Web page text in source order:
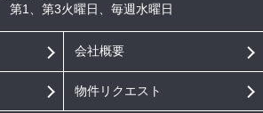
第1、第3火曜日、毎週水曜日
会社概要
物件リクエスト